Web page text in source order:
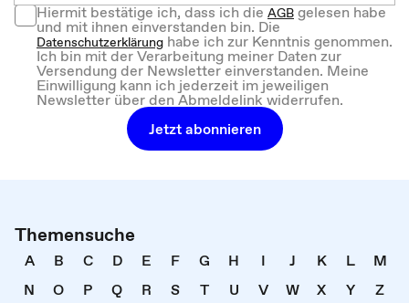
Hiermit bestätige ich, dass ich dieAGBgelesen habe
und mit ihnen einverstanden bin. Die
Datenschutzerklärung habe ich zur Kenntnis genommen.
Ich bin mit der Verarbeitung meiner Daten zur
Versendung der Newsletter einverstanden. Meine
Einwilligung kann ich jederzeit im jeweiligen
Newsletter über den Abmeldelink widerrufen.
Jetzt abonnieren
Themensuche
A B C D E F G H I J K L
M
N
O P Q R S T U V W X Y
Z